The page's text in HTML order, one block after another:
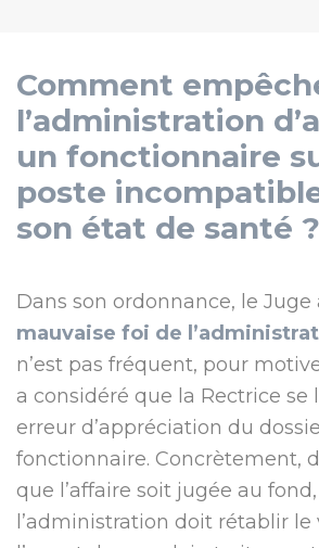
Comment
l’administration
un fonctionnaire
poste
son état de santé ?
Dans son ordonnance, le Juge
mauvaise foi de
n’est pas fréquent, pour
a considéré que la Rectrice se
erreur d’appréciation du
fonctionnaire. Concrètement,
que l’affaire soit jugée au fond,
l’administration doit rétablir le